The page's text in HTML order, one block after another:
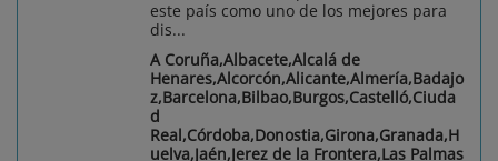
este país como uno de los mejores para
dis...
A Coruña,Albacete,Alcalá de
Henares,Alcorcón,Alicante,Almería,Badajo
z,Barcelona,Bilbao,Burgos,Castelló,Ciuda
d
Real,Córdoba,Donostia,Girona,Granada,H
uelva,Jaén,Jerez de la Frontera,Las Palmas